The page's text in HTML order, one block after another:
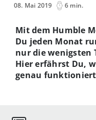
08. Mai 2019 6 min.
Mit dem Humble
Du jeden Monat
nur die wenigsten
Hier erfährst Du,
genau